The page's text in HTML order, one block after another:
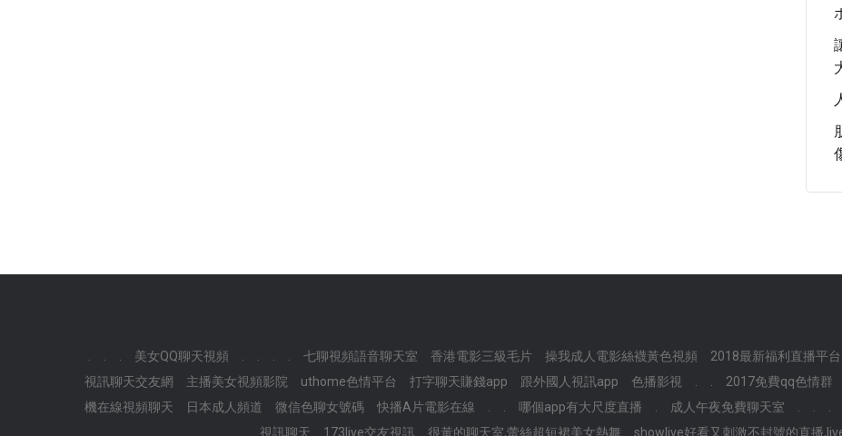
美女QQ聊天視頻 七聊視頻語音聊天室 香港電影三級毛片 操我成人電影絲襪黃色視頻 2018最新福利直播平台
視訊聊天交友網
主播美女視頻影院 uthome色情平台 打字聊天賺錢app 跟外國人視訊app 色播影視 2017免費qq色情群
機在線視頻聊天
日本成人頻道 微信色聊女號碼 快播A片電影在線 哪個app有大尺度直播 成人午夜免費聊天室
視訊聊天
173live交友視訊 很黃的聊天室,蕾絲超短裙美女熱舞 showlive好看又刺激不封號的直播